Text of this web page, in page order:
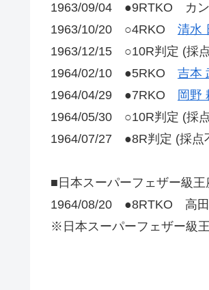
1963/09/04 ●9RTKO カン
1963/10/20 ○4RKO 清水
1963/12/15 ○10R判定 (採
1964/02/10 ●5RKO 吉本
1964/04/29 ●7RKO
岡野
1964/05/30 ○10R判定 (採
1964/07/27 ●8R判定 (採
■日本スーパーフェザー級王
1964/08/20 ●8RTKO 高田
※日本スーパーフェザー級